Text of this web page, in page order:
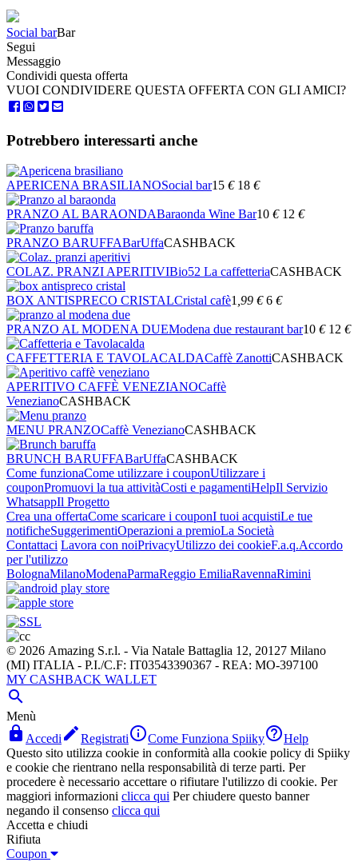
Social barBar
Segui
Messaggio
Condividi questa offerta
VUOI CONDIVIDERE QUESTA OFFERTA CON GLI AMICI?
Potrebbero interessarti anche
APERICENA BRASILIANOSocial bar15 € 18 €
PRANZO AL BARAONDABaraonda Wine Bar10 € 12 €
PRANZO BARUFFABarUffaCASHBACK
COLAZ. PRANZI APERITIVIBio52 La caffetteriaCASHBACK
BOX ANTISPRECO CRISTALCristal cafè1,99 € 6 €
PRANZO AL MODENA DUEModena due restaurant bar10 € 12 €
CAFFETTERIA E TAVOLACALDACaffè ZanottiCASHBACK
APERITIVO CAFFÈ VENEZIANOCaffè
VenezianoCASHBACK
MENU PRANZOCaffè VenezianoCASHBACK
BRUNCH BARUFFABarUffaCASHBACK
Come funzionaCome utilizzare i couponUtilizzare i
couponPromuovi la tua attivitàCosti e pagamentiHelpIl Servizio
WhatsappIl Progetto
Crea una offertaCome scaricare i couponI tuoi acquistiLe tue
notificheSuggerimentiOperazioni a premioLa Società
Contattaci Lavora con noiPrivacyUtilizzo dei cookieF.a.q.Accordo
per l'utilizzo
BolognaMilanoModenaParmaReggio EmiliaRavennaRimini
© 2026 Amazing S.r.l. - Via Natale Battaglia 12, 20127 Milano
(MI) ITALIA - P.I./C.F: IT03543390367 - REA: MO-397100
MY CASHBACK WALLET

Menù
 AccediRegistratiCome Funziona SpiikyHelp
Questo sito utilizza cookie in conformità alla cookie policy di Spiiky
e cookie che rientrano nella responsabilità di terze parti. Per
procedere è necessario accettare o rifiutare l'utilizzo di cookie. Per
maggiori informazioni clicca qui Per chiudere questo banner
negando il consenso clicca qui
Accetta e chiudi
Rifiuta
Coupon